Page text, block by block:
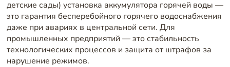
детские сады) установка аккумулятора горячей воды —
это гарантия бесперебойного горячего водоснабжения
даже при авариях в центральной сети. Для
промышленных предприятий — это стабильность
технологических процессов и защита от штрафов за
нарушение режимов.